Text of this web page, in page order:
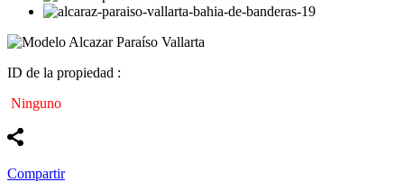
ID de la propiedad :
Ninguno
Compartir